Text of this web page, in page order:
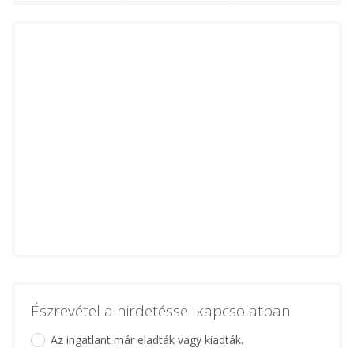
Észrevétel a hirdetéssel kapcsolatban
Az ingatlant már eladták vagy kiadták.